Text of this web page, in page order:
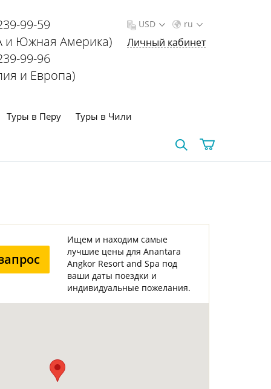
99-59
Южная Америка)
99-96
и Европа)
ru
USD
Личный кабинет
Туры в Перу Туры в Чили
Ищем и находим самые
лучшие цены для Anantara
Angkor Resort and Spa под
ваши даты поездки и
индивидуальные пожелания.